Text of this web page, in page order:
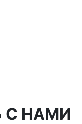
С НАМИ